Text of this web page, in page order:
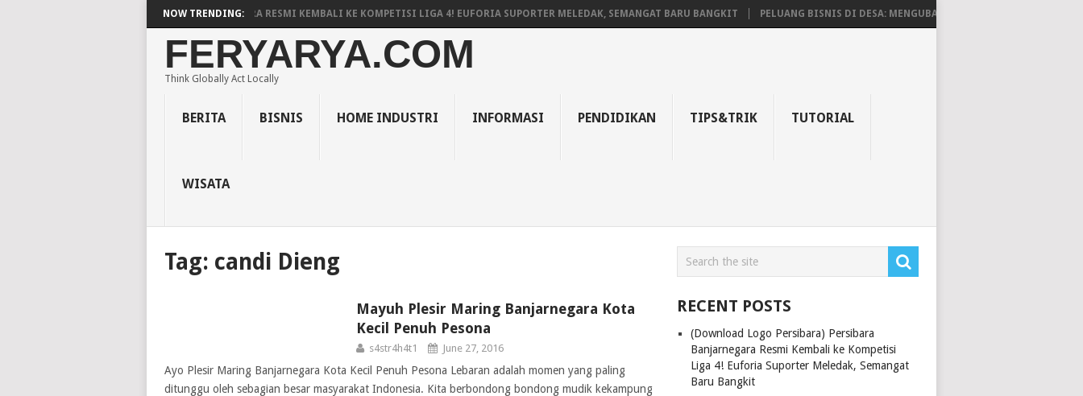
NOW TRENDING:
LOGO PERSIBARA) PERSIBARA BANJARNEGARA RESMI KEMBALI KE KOMPETISI LIGA 4! EUFORIA SUPORTER MELEDAK, SEMANGAT BARU BANGKIT PELUANG BISNIS DI DESA: MENGUBAH TANTANGAN MENJADI
FERYARYA.COM
Think Globally Act Locally
BERITA BISNIS HOME INDUSTRI INFORMASI PENDIDIKAN TIPS&TRIK TUTORIAL
WISATA
Tag: candi Dieng
Mayuh Plesir Maring Banjarnegara Kota
Kecil Penuh Pesona
s4str4h4t1 June 27, 2016
Ayo Plesir Maring Banjarnegara Kota Kecil Penuh Pesona Lebaran adalah momen yang paling
ditunggu oleh sebagian besar masyarakat Indonesia. Kita berbondong bondong mudik kekampung
RECENT POSTS
(Download Logo Persibara) Persibara
Banjarnegara Resmi Kembali ke Kompetisi
Liga 4! Euforia Suporter Meledak, Semangat
Baru Bangkit